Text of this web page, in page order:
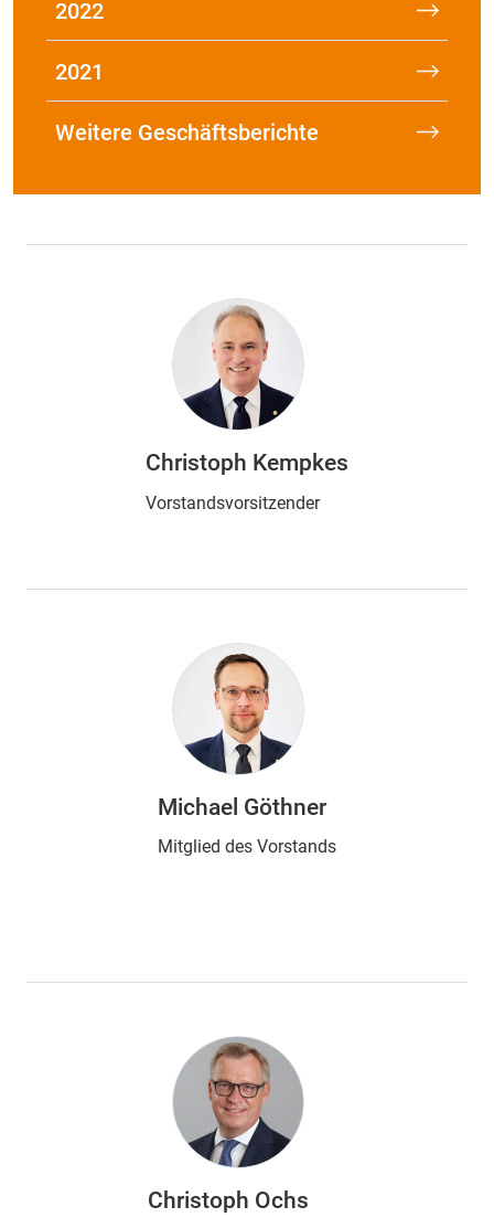
2022
2021
Weitere Geschäftsberichte
Christoph Kempkes
Vorstandsvorsitzender
Michael Göthner
Mitglied des Vorstands
Christoph Ochs